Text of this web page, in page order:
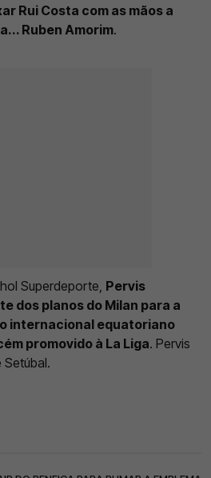
Rui Costa com as mãos a
Ruben Amorim.
Superdeporte, Pervis
dos planos do Milan para a
internacional equatoriano
promovido à La Liga. Pervis